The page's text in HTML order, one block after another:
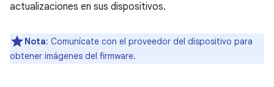
actualizaciones en sus dispositivos.
Nota: Comunícate con el proveedor del dispositivo para
obtener imágenes del firmware.